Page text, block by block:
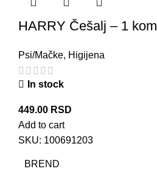
HARRY Češalj – 1 kom
Psi/Mačke, Higijena
In stock
449.00 RSD
Add to cart
SKU: 100691203
BREND